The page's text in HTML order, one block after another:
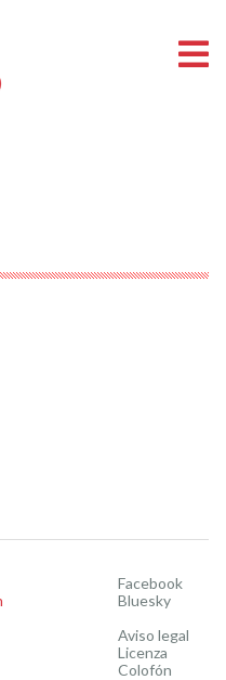
Facebook
Bluesky
Aviso legal
Licenza
Colofón